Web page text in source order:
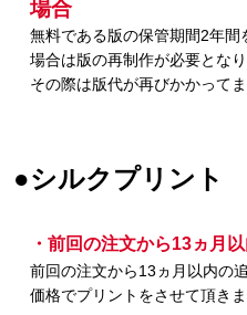
場合
無料である版の保管期間2年
場合は版の再制作が必要となり
その際は版代が再びかかってま
●シルクプリント
・前回の注文から13ヵ月
前回の注文から13ヵ月以内の
価格でプリントをさせて頂きま